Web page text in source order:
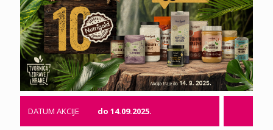
DATUM AKCIJE do 14.09.2025.